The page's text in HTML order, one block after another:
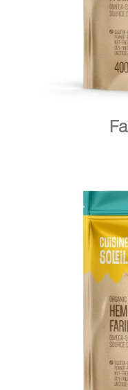
AJOUTER